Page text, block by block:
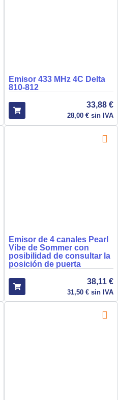
Emisor 433 MHz 4C Delta
810-812
33,88 €
28,00 € sin IVA
Emisor de 4 canales Pearl
Vibe de Sommer con
posibilidad de consultar la
posición de puerta
38,11 €
31,50 € sin IVA